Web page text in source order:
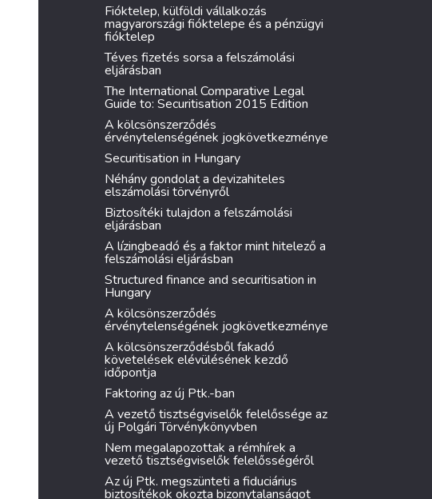
Fióktelep, külföldi vállalkozás
magyarországi fióktelepe és a pénzügyi
fióktelep
Téves fizetés sorsa a felszámolási
eljárásban
The International Comparative Legal
Guide to: Securitisation 2015 Edition
A kölcsönszerződés
érvénytelenségének jogkövetkezménye
Securitisation in Hungary
Néhány gondolat a devizahiteles
elszámolási törvényről
Biztosítéki tulajdon a felszámolási
eljárásban
A lízingbeadó és a faktor mint hitelező a
felszámolási eljárásban
Structured finance and securitisation in
Hungary
A kölcsönszerződés
érvénytelenségének jogkövetkezménye
A kölcsönszerződésből fakadó
követelések elévülésének kezdő
időpontja
Faktoring az új Ptk.-ban
A vezető tisztségviselők felelőssége az
új Polgári Törvénykönyvben
Nem megalapozottak a rémhírek a
vezető tisztségviselők felelősségéről
Az új Ptk. megszünteti a fiduciárius
biztosítékok okozta bizonytalanságot